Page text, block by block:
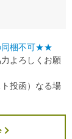
梱不可★★
よろしくお願
投函）なる場